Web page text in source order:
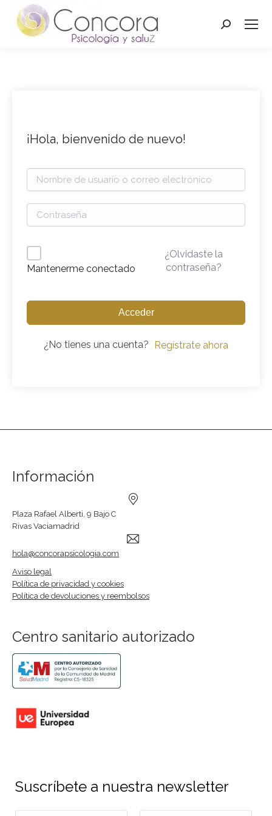
Buscar:
¡Hola, bienvenido de nuevo!
Mantenerme conectado
¿Olvidaste la
contraseña?
Acceder
¿No tienes una cuenta? Regístrate ahora
Información
Plaza Rafael Alberti, 9 Bajo C
Rivas Vaciamadrid
hola@concorapsicologia.com
Aviso legal
Política de privacidad y cookies
Política de devoluciones y reembolsos
Centro sanitario autorizado
Suscríbete a nuestra newsletter